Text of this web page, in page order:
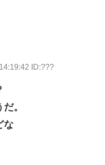
ID:???
。
な